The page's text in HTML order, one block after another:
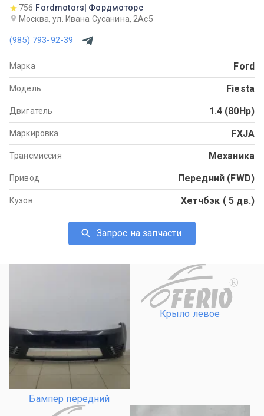
756 Fordmotors| Фордмоторс
Москва, ул. Ивана Сусанина, 2Ас5
(985) 793-92-39
Марка Ford
Модель Fiesta
Двигатель 1.4 (80Hp)
Маркировка FXJA
Трансмиссия Механика
Привод Передний (FWD)
Кузов Хетчбэк ( 5 дв.)
Запрос на запчасти
Бампер передний
R
Крыло левое